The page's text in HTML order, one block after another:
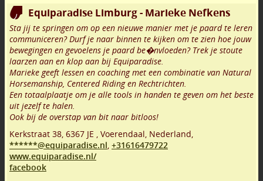
Equiparadise Limburg - Marieke Nefkens
Sta jij te springen om op een nieuwe manier met je paard te leren
communiceren? Durf je naar binnen te kijken om te zien hoe jouw
bewegingen en gevoelens je paard be�nvloeden? Trek je stoute
laarzen aan en klop aan bij Equiparadise.
Marieke geeft lessen en coaching met een combinatie van Natural
Horsemanship, Centered Riding en Rechtrichten.
Een totaalplaatje om je alle tools in handen te geven om het beste
uit jezelf te halen.
Ook bij de overstap van bit naar bitloos!
Kerkstraat 38, 6367 JE , Voerendaal, Nederland,
******@equiparadise.nl, +31616479722
www.equiparadise.nl/
facebook